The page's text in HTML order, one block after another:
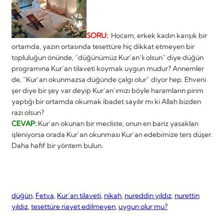
SORU: Hocam, erkek kadın karışık bir
ortamda, yazın ortasında tesettüre hiç dikkat etmeyen bir
topluluğun önünde, “düğünümüz Kur’an’lı olsun” diye düğün
programına Kur’an tilaveti koymak uygun mudur? Annemler
de, “Kur’an okunmazsa düğünde çalgı olur” diyor hep. Ehveni
şer diye bir şey var deyip Kur’an’ımızı böyle haramların pirim
yaptığı bir ortamda okumak ibadet sayılır mı ki Allah bizden
razı olsun?
CEVAP: Kur’an okunan bir mecliste, onun en bariz yasakları
işleniyorsa orada Kur’an okunması Kur’an edebimize ters düşer.
Daha hafif bir yöntem bulun.
düğün, Fetva, Kur’an tilaveti, nikah, nureddin yıldız, nurettin
yıldız, tesettüre riayet edilmeyen, uygun olur mu?